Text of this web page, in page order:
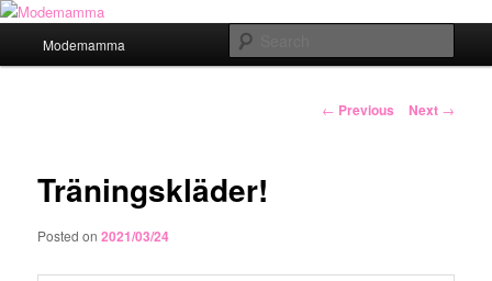
Skip
content
Modemamma
Post
← Previous Next →
Träningskläder!
Posted on2021/03/24